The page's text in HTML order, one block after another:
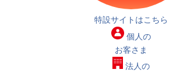
特設サイトはこちら
個人の
お客さま
法人の